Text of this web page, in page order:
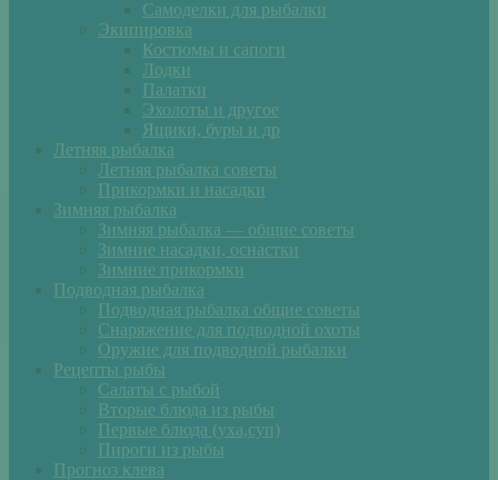
Самоделки для рыбалки
Экипировка
Костюмы и сапоги
Лодки
Палатки
Эхолоты и другое
Ящики, буры и др
Летняя рыбалка
Летняя рыбалка советы
Прикормки и насадки
Зимняя рыбалка
Зимняя рыбалка — общие советы
Зимние насадки, оснастки
Зимние прикормки
Подводная рыбалка
Подводная рыбалка общие советы
Снаряжение для подводной охоты
Оружие для подводной рыбалки
Рецепты рыбы
Салаты с рыбой
Вторые блюда из рыбы
Первые блюда (уха,суп)
Пироги из рыбы
Прогноз клева